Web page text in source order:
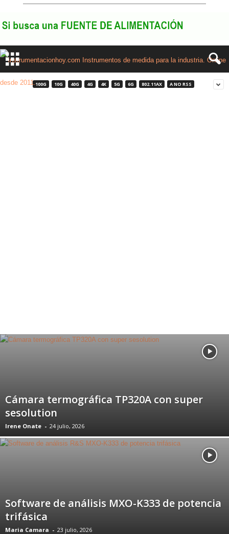
100G 10G 40G 4G 4K 5G 6G 802.11AX A NO RSS
Cámara termográfica TP320A con super
sesolution
Irene Onate - 24 julio, 2026
Software de análisis MXO-K333 de potencia
trifásica
Maria Camara - 23 julio, 2026